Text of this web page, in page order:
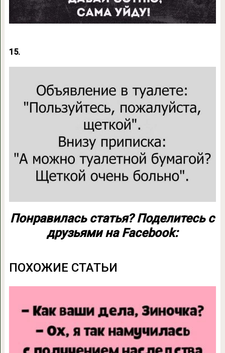
15.
Понравилась статья? Поделитесь с
друзьями на Facebook:
ПОХОЖИЕ СТАТЬИ